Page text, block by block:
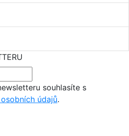
souhlasíte s
údajů.